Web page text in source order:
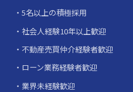
5名以上の積極採用
社会人経験10年以上歓迎
不動産売買仲介経験者歓迎
ローン業務経験者歓迎
業界未経験歓迎